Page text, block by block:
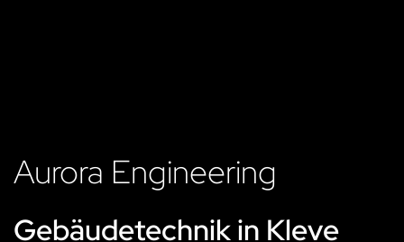
Aurora Engineering
Gebäudetechnik in Kleve